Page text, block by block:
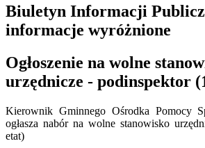
Biuletyn Informacji
informacje wyróżnione
Ogłoszenie na wolne
urzędnicze - podinspektor
Kierownik Gminnego Ośrodka Pomocy
ogłasza nabór na wolne stanowisko
etat)